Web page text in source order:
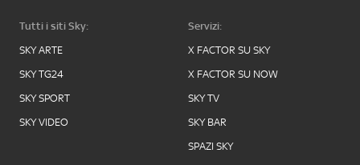
Tutti i siti Sky:
SKY ARTE
SKY TG24
SKY SPORT
SKY VIDEO
Servizi:
X FACTOR SU SKY
X FACTOR SU NOW
SKY TV
SKY BAR
SPAZI SKY